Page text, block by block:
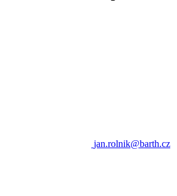
jan.rolnik@barth.cz